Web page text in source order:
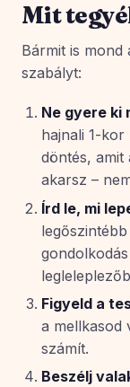
Mit
Bármit is mond
szabályt:
Ne gyere ki
hajnali 1-
döntés,
akarsz –
Írd le, mi
Figyeld a
a mellkasod
számít.
Beszélj